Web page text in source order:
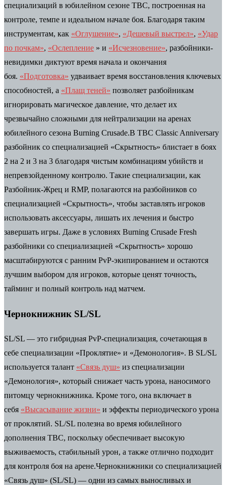
специализаций в юбилейном сезоне TBC, построенная на
контроле, темпе и идеальном начале боя. Благодаря таким
инструментам, как «Оглушение», «Дешевый выстрел», «Удар
по почкам», «Ослепление » и «Исчезновение», разбойники-
невидимки диктуют время начала и окончания
боя. «Подготовка» удваивает время восстановления ключевых
способностей, а «Плащ теней» позволяет разбойникам
игнорировать магическое давление, что делает их
чрезвычайно сложными для нейтрализации на аренах
юбилейного сезона Burning Crusade.В TBC Classic Anniversary
разбойник со специализацией «Скрытность» блистает в боях
2 на 2 и 3 на 3 благодаря чистым комбинациям убийств и
непревзойденному контролю. Такие специализации, как
Разбойник-Жрец и RMP, полагаются на разбойников со
специализацией «Скрытность», чтобы заставлять игроков
использовать аксессуары, лишать их лечения и быстро
завершать игры. Даже в условиях Burning Crusade Fresh
разбойники со специализацией «Скрытность» хорошо
масштабируются с ранним PvP-экипированием и остаются
лучшим выбором для игроков, которые ценят точность,
тайминг и полный контроль над матчем.
Чернокнижник SL/SL
SL/SL — это гибридная PvP-специализация, сочетающая в
себе специализации «Проклятие» и «Демонология». В SL/SL
используется талант «Связь душ» из специализации
«Демонология», который снижает часть урона, наносимого
питомцу чернокнижника. Кроме того, она включает в
себя «Высасывание жизни» и эффекты периодического урона
от проклятий. SL/SL полезна во время юбилейного
дополнения TBC, поскольку обеспечивает высокую
выживаемость, стабильный урон, а также отлично подходит
для контроля боя на арене.Чернокнижники со специализацией
«Связь душ» (SL/SL) — одни из самых выносливых и